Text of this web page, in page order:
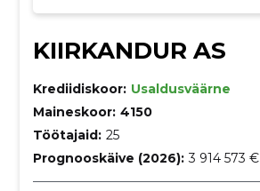
KIIRKANDUR AS
Krediidiskoor: Usaldusväärne
Maineskoor: 4150
Töötajaid: 25
Prognooskäive (2026): 3 914 573 €